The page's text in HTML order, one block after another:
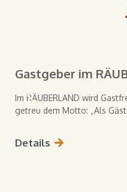
Gastgeber im
Im RÄUBERLAND wird
getreu dem Motto: „Als
Details